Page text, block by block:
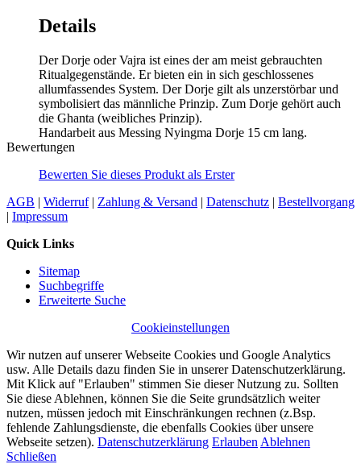
Details
Der Dorje oder Vajra ist eines der am meist gebrauchten
Ritualgegenstände. Er bieten ein in sich geschlossenes
allumfassendes System. Der Dorje gilt als unzerstörbar und
symbolisiert das männliche Prinzip. Zum Dorje gehört auch
die Ghanta (weibliches Prinzip).
Handarbeit aus Messing Nyingma Dorje 15 cm lang.
Bewertungen
Bewerten Sie dieses Produkt als Erster
AGB | Widerruf| Zahlung & Versand | Datenschutz | Bestellvorgang
| Impressum
Quick Links
Sitemap
Suchbegriffe
Erweiterte Suche
Cookieinstellungen
Wir nutzen auf unserer Webseite Cookies und Google Analytics
usw. Alle Details dazu finden Sie in unserer Datenschutzerklärung.
Mit Klick auf "Erlauben" stimmen Sie dieser Nutzung zu. Sollten
Sie diese Ablehnen, können Sie die Seite grundsätzlich weiter
nutzen, müssen jedoch mit Einschränkungen rechnen (z.Bsp.
fehlende Zahlungsdienste, die ebenfalls Cookies über unsere
Webseite setzen). Datenschutzerklärung Erlauben Ablehnen
Schließen